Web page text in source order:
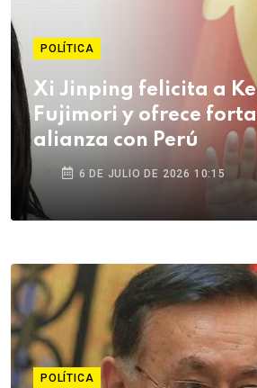
POLÍTICA
Xi Jinping felicita a
Fujimori y ofrece
alianza con Perú
6 DE JULIO DE 2026 10:15
POLÍTICA